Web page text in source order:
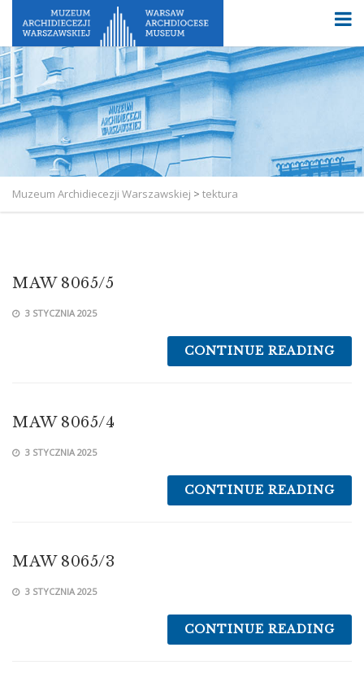
Muzeum Archidiecezji Warszawskiej > tektura
MAW 8065/5
3 STYCZNIA 2025
CONTINUE READING
MAW 8065/4
3 STYCZNIA 2025
CONTINUE READING
MAW 8065/3
3 STYCZNIA 2025
CONTINUE READING